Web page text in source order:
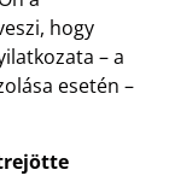
hogy
– a
esetén –